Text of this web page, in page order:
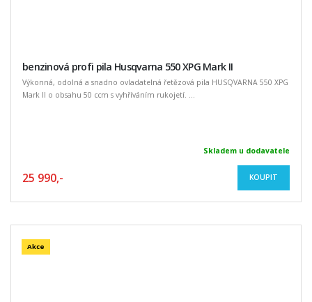
benzinová profi pila Husqvarna 550 XPG Mark II
Výkonná, odolná a snadno ovladatelná řetězová pila HUSQVARNA 550 XPG
Mark II o obsahu 50 ccm s vyhříváním rukojetí. ...
Skladem u dodavatele
25 990,- KOUPIT
Akce